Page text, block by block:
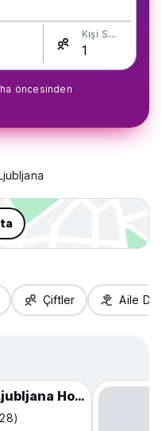
Kişi Sayısı
öncesinden
Çiftler Aile
ibis Styles Ljubljana Hostel - The Fuzzy Log